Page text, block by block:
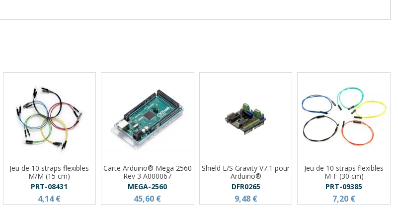
Jeu de 10 straps flexibles
M/M (15 cm)
PRT-08431
4,14 €
Carte Arduino® Mega 2560
Rev 3 A000067
MEGA-2560
45,60 €
Shield E/S Gravity V7.1 pour
Arduino®
DFR0265
9,48 €
Jeu de 10 straps flexibles
M-F (30 cm)
PRT-09385
7,20 €